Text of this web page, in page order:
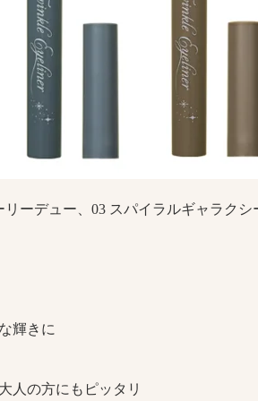
ーデュー、03 スパイラルギャラクシ
輝きに
人の方にもピッタリ